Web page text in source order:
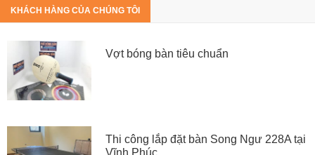
KHÁCH HÀNG CỦA CHÚNG TÔI
Vợt bóng bàn tiêu chuẩn
Thi công lắp đặt bàn Song Ngư 228A tại
Vĩnh Phúc